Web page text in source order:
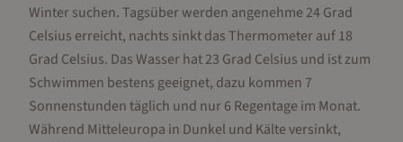
Winter suchen. Tagsüber werden angenehme 24 Grad
Celsius erreicht, nachts sinkt das Thermometer auf 18
Grad Celsius. Das Wasser hat 23 Grad Celsius und ist zum
Schwimmen bestens geeignet, dazu kommen 7
Sonnenstunden täglich und nur 6 Regentage im Monat.
Während Mitteleuropa in Dunkel und Kälte versinkt,